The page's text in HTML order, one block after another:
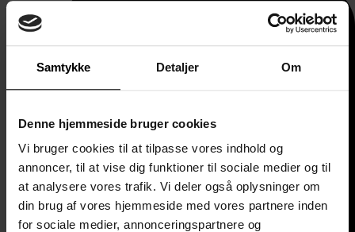
Samtykke Detaljer Om
Denne hjemmeside bruger cookies
Vi bruger cookies til at tilpasse vores indhold og
annoncer, til at vise dig funktioner til sociale medier og til
at analysere vores trafik. Vi deler også oplysninger om
din brug af vores hjemmeside med vores partnere inden
for sociale medier, annonceringspartnere og